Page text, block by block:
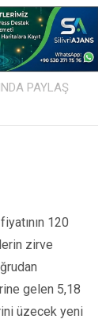
PAYLAŞ
120
zirve
gelen 5,18
üzecek yeni